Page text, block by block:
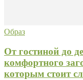
Образ
От гостиной до
комфортного
которым стоит